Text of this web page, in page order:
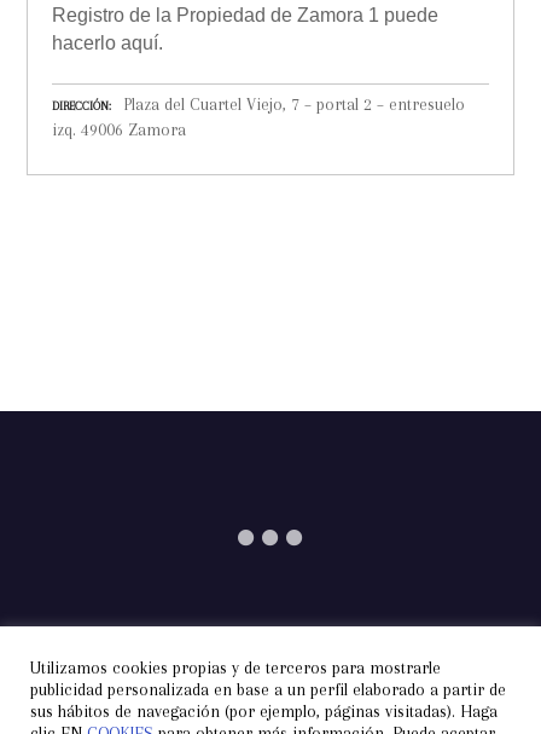
Registro de la Propiedad de Zamora 1 puede
hacerlo aquí.
DIRECCIÓN
Plaza del Cuartel Viejo, 7 – portal 2 – entresuelo
izq. 49006 Zamora
Información Aviso Legal Privacidad
Condiciones de Contratación Cookies Contacto
Utilizamos cookies propias y de terceros para mostrarle
publicidad personalizada en base a un perfil elaborado a partir de
sus hábitos de navegación (por ejemplo, páginas visitadas). Haga